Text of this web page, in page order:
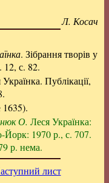
Л. Косач
. Зібрання творів у
12, с. 82.
Публікації,
О. Леся Українка:
Йорк: 1970 р., с. 707.
р. нема.
лист